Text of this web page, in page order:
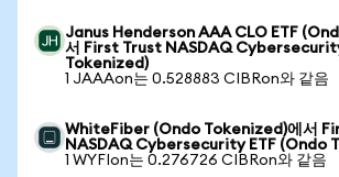
Janus Henderson AAA CLO ETF
서 First Trust NASDAQ
Tokenized)
1 JAAAon는 0.528883 CIBRon와 같음
WhiteFiber (Ondo Tokenized)에서
NASDAQ Cybersecurity ETF (Ondo
1 WYFIon는 0.276726 CIBRon와 같음